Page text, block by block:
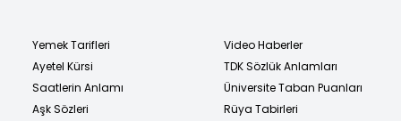
Yemek Tarifleri
Ayetel Kürsi
Saatlerin Anlamı
Aşk Sözleri
Video Haberler
TDK Sözlük Anlamları
Üniversite Taban Puanları
Rüya Tabirleri